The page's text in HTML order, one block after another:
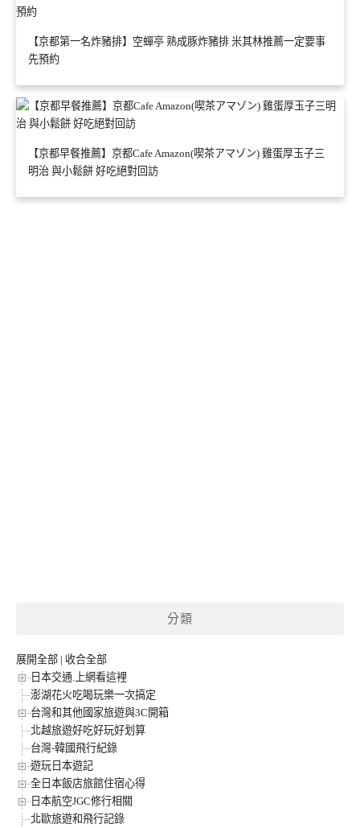
【京都第一名炸豬排】空蟬亭 熟成豚炸豬排 米其林推薦一定要事
先預約
【京都早餐推薦】京都Cafe Amazon(喫茶アマゾン) 雞蛋厚玉子三
明治 與小鬆餅 好吃絕對回訪
分類
展開全部 | 收合全部
日本交通.上網看這裡
澎湖花火吃喝玩樂一次搞定
台灣和其他國家旅遊與3C開箱
北越旅遊好吃好玩好划算
台灣-韓國飛行紀錄
遊玩日本遊記
全日本飯店旅館住宿心得
日本航空JGC修行相關
北歐旅遊和飛行記錄